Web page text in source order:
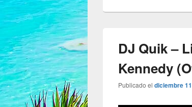
DJ Quik –
Kennedy
Publicado el diciembre